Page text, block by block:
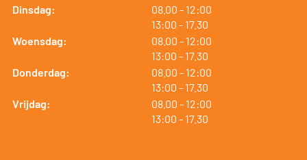
Dinsdag:
08.00 tot
- 12:00
13:00 tot
- 17.30
Woensdag:
08.00 tot
- 12:00
13:00 tot
- 17.30
Donderdag:
08.00 tot
- 12:00
13:00 tot
- 17.30
Vrijdag:
08.00 tot
- 12:00
13:00 tot
- 17.30